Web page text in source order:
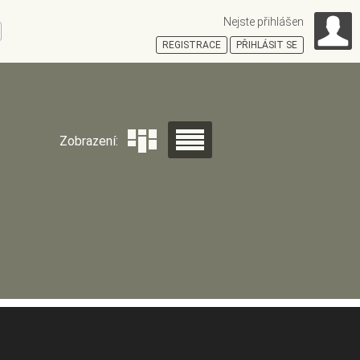
Zobrazení:
Nejste přihlášen
REGISTRACE PŘIHLÁSIT SE